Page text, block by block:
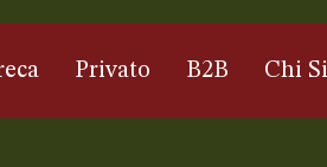
Privato B2B Chi